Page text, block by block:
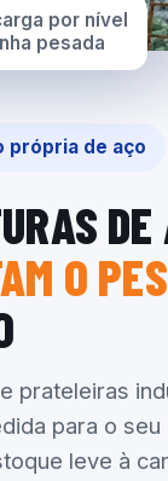
própria de aço
DE
O
prateleiras
para o seu
leve à
por nível
pesada